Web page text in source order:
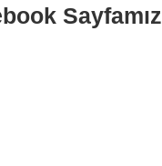
Sayfamız